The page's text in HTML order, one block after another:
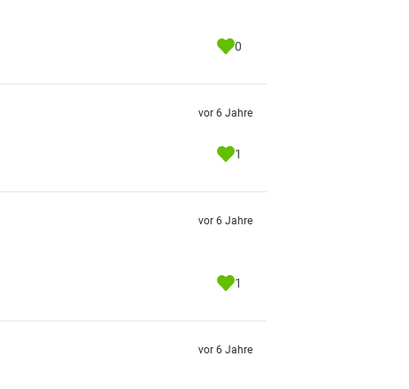
0
vor 6 Jahre
1
vor 6 Jahre
1
vor 6 Jahre